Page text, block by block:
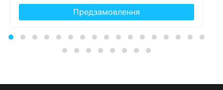
Предзамовлення